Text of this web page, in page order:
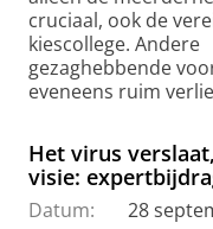
cruciaal, ook de
kiescollege. Andere
gezaghebbende
eveneens ruim
Het virus
visie:
Datum:
28